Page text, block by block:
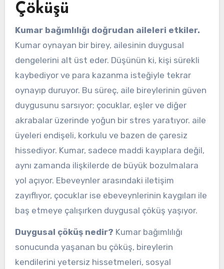
Çöküşü
Kumar bağımlılığı doğrudan aileleri etkiler.
Kumar oynayan bir birey, ailesinin duygusal
dengelerini alt üst eder. Düşünün ki, kişi sürekli
kaybediyor ve para kazanma isteğiyle tekrar
oynayıp duruyor. Bu süreç, aile bireylerinin güven
duygusunu sarsıyor; çocuklar, eşler ve diğer
akrabalar üzerinde yoğun bir stres yaratıyor. aile
üyeleri endişeli, korkulu ve bazen de çaresiz
hissediyor. Kumar, sadece maddi kayıplara değil,
aynı zamanda ilişkilerde de büyük bozulmalara
yol açıyor. Ebeveynler arasındaki iletişim
zayıflıyor, çocuklar ise ebeveynlerinin kaygıları ile
baş etmeye çalışırken duygusal çöküş yaşıyor.
Duygusal çöküş nedir? Kumar bağımlılığı
sonucunda yaşanan bu çöküş, bireylerin
kendilerini yetersiz hissetmeleri, sosyal